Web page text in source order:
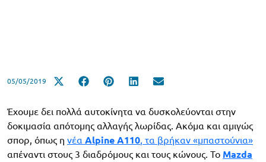
05/05/2019
Έχουμε δει πολλά αυτοκίνητα να δυσκολεύονται στην
δοκιμασία απότομης αλλαγής λωρίδας. Ακόμα και αμιγώς
σπορ, όπως η νέα Alpine A110, τα βρήκαν «μπαστούνια»
απέναντι στους 3 διαδρόμους και τους κώνους. Το Mazda